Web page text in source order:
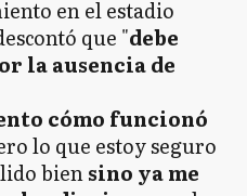
en el estadio
que "debe
la ausencia de
cómo funcionó
lo que estoy seguro
biensino ya me